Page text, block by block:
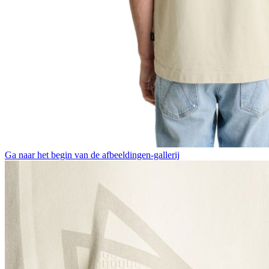
Ga naar het begin van de afbeeldingen-gallerij